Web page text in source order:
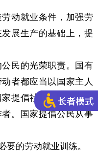
动就业条件，加强劳
展生产的基础上，提
民的光荣职责。国有
者都应当以国家主人
提倡社会主义劳动竞
。国家提倡公民从事
的劳动就业训练。